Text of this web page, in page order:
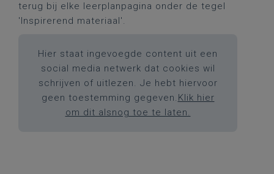
terug bij elke leerplanpagina onder de tegel
'Inspirerend materiaal'.
Hier staat ingevoegde content uit een
social media netwerk dat cookies wil
schrijven of uitlezen. Je hebt hiervoor
geen toestemming gegeven. Klik hier
om dit alsnog toe te laten.